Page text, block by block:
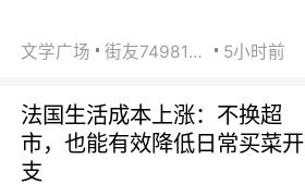
文学广场 街友74981146 5小时前
法国生活成本上涨：不换超
市，也能有效降低日常买菜开
支